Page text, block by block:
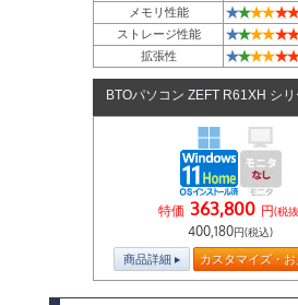
メモリ性能 ★★★★★★
ストレージ性能 ★★★★★★
拡張性 ★★★★★★
BTOパソコン ZEFT R61XH シ
特価 363,800 円(税
400,180円(税込)
商品詳細 カスタマイズ・